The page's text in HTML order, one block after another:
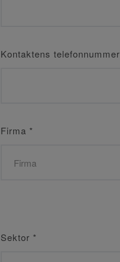
Kontaktens telefonnummer
Firma *
Sektor *